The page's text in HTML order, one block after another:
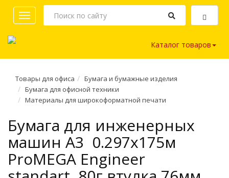
Toggle
navigation
Каталог товаров
Товары для офиса
Бумага и бумажные изделия
Бумага для офисной техники
Материалы для широкоформатной печати
Бумага для инженерных
машин A3 0.297х175м
ProMEGA Engineer